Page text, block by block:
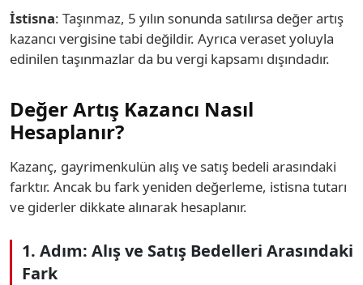
İstisna: Taşınmaz, 5 yılın sonunda satılırsa değer artış
kazancı vergisine tabi değildir. Ayrıca veraset yoluyla
edinilen taşınmazlar da bu vergi kapsamı dışındadır.
Değer Artış Kazancı Nasıl
Hesaplanır?
Kazanç, gayrimenkulün alış ve satış bedeli arasındaki
farktır. Ancak bu fark yeniden değerleme, istisna tutarı
ve giderler dikkate alınarak hesaplanır.
1. Adım: Alış ve Satış Bedelleri Arasındaki
Fark